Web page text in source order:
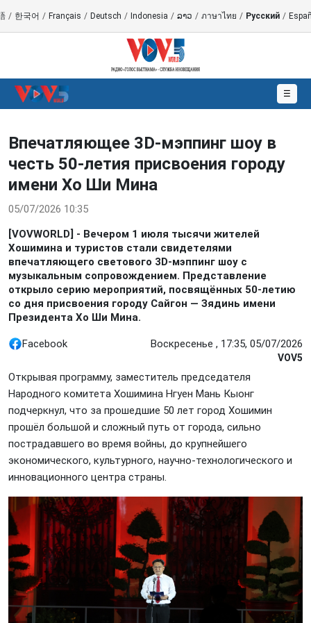
/ 한국어 / Français / Deutsch / Indonesia / ລາວ / ภาษาไทย / Русский /
☰
Впечатляющее 3D-мэппинг шоу в
честь 50-летия присвоения городу
имени Хо Ши Мина
05/07/2026 10:35
[VOVWORLD] - Вечером 1 июля тысячи жителей
Хошимина и туристов стали свидетелями
впечатляющего светового 3D-мэппинг шоу с
музыкальным сопровождением. Представление
открыло серию мероприятий, посвящённых 50-летию
со дня присвоения городу Сайгон — Зядинь имени
Президента Хо Ши Мина.
Facebook Воскресенье , 17:35, 05/07/2026
VOV5
Открывая программу, заместитель председателя
Народного комитета Хошимина Нгуен Мань Кыонг
подчеркнул, что за прошедшие 50 лет город Хошимин
прошёл большой и сложный путь от города, сильно
пострадавшего во время войны, до крупнейшего
экономического, культурного, научно-технологического и
инновационного центра страны.